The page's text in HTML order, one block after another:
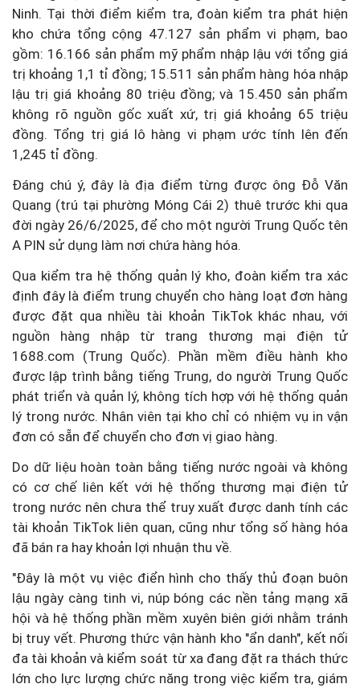
Ninh. Tại thời điểm kiểm tra, đoàn kiểm tra phát hiện
kho chứa tổng cộng 47.127 sản phẩm vi phạm, bao
gồm: 16.166 sản phẩm mỹ phẩm nhập lậu với tổng giá
trị khoảng 1,1 tỉ đồng; 15.511 sản phẩm hàng hóa nhập
lậu trị giá khoảng 80 triệu đồng; và 15.450 sản phẩm
không rõ nguồn gốc xuất xứ, trị giá khoảng 65 triệu
đồng. Tổng trị giá lô hàng vi phạm ước tính lên đến
1,245 tỉ đồng.
Đáng chú ý, đây là địa điểm từng được ông Đỗ Văn
Quang (trú tại phường Móng Cái 2) thuê trước khi qua
đời ngày 26/6/2025, để cho một người Trung Quốc tên
A PIN sử dụng làm nơi chứa hàng hóa.
Qua kiểm tra hệ thống quản lý kho, đoàn kiểm tra xác
định đây là điểm trung chuyển cho hàng loạt đơn hàng
được đặt qua nhiều tài khoản TikTok khác nhau, với
nguồn hàng nhập từ trang thương mại điện tử
1688.com (Trung Quốc). Phần mềm điều hành kho
được lập trình bằng tiếng Trung, do người Trung Quốc
phát triển và quản lý, không tích hợp với hệ thống quản
lý trong nước. Nhân viên tại kho chỉ có nhiệm vụ in vận
đơn có sẵn để chuyển cho đơn vị giao hàng.
Do dữ liệu hoàn toàn bằng tiếng nước ngoài và không
có cơ chế liên kết với hệ thống thương mại điện tử
trong nước nên chưa thể truy xuất được danh tính các
tài khoản TikTok liên quan, cũng như tổng số hàng hóa
đã bán ra hay khoản lợi nhuận thu về.
"Đây là một vụ việc điển hình cho thấy thủ đoạn buôn
lậu ngày càng tinh vi, núp bóng các nền tảng mạng xã
hội và hệ thống phần mềm xuyên biên giới nhằm tránh
bị truy vết. Phương thức vận hành kho "ẩn danh", kết nối
đa tài khoản và kiểm soát từ xa đang đặt ra thách thức
lớn cho lực lượng chức năng trong việc kiểm tra, giám